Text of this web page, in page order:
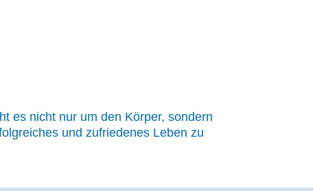
es nicht nur um den Körper, sondern
und zufriedenes Leben zu